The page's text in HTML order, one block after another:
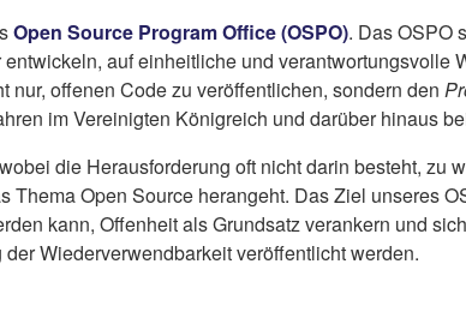
Open Source Program Office (OSPO). Das OSPO
auf einheitliche und verantwortungsvolle
offenen Code zu veröffentlichen, sondern den
im Vereinigten Königreich und darüber hinaus
die Herausforderung oft nicht darin besteht, zu
Thema Open Source herangeht. Das Ziel unseres
kann, Offenheit als Grundsatz verankern und
Wiederverwendbarkeit veröffentlicht werden.